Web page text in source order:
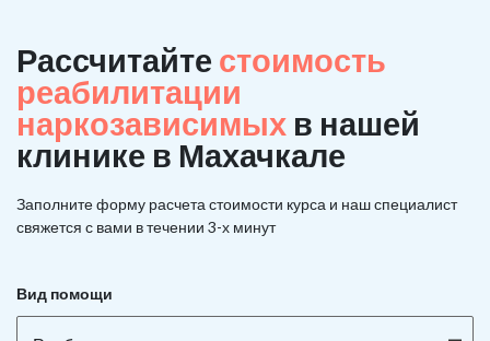
Рассчитайте стоимость
реабилитации
наркозависимых в нашей
клинике в Махачкале
Заполните форму расчета стоимости курса и наш специалист
свяжется с вами в течении 3-х минут
Вид помощи